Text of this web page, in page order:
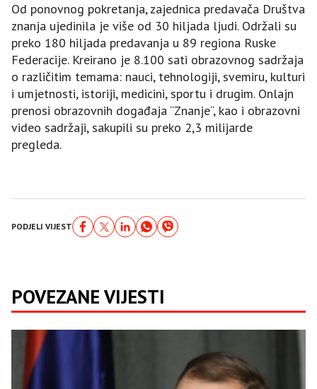
Od ponovnog pokretanja, zajednica predavača Društva
znanja ujedinila je više od 30 hiljada ljudi. Održali su
preko 180 hiljada predavanja u 89 regiona Ruske
Federacije. Kreirano je 8.100 sati obrazovnog sadržaja
o različitim temama: nauci, tehnologiji, svemiru, kulturi
i umjetnosti, istoriji, medicini, sportu i drugim. Onlajn
prenosi obrazovnih događaja “Znanje“, kao i obrazovni
video sadržaji, sakupili su preko 2,3 milijarde
pregleda.
PODJELI VIJEST
POVEZANE VIJESTI